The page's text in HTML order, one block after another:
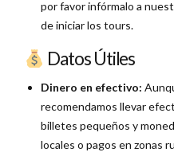
por favor infórmalo a
de iniciar los tours.
Datos Útiles
Dinero en efectivo:
recomendamos llevar
billetes pequeños y
locales o pagos en zonas